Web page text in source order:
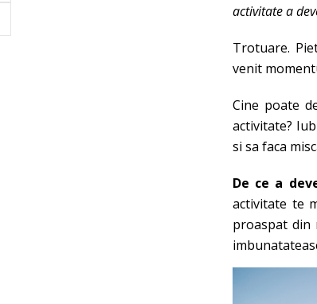
activitate a
Trotuare.
venit
Cine poate
activitate?
si sa faca
De ce a
activitate te
proaspat din